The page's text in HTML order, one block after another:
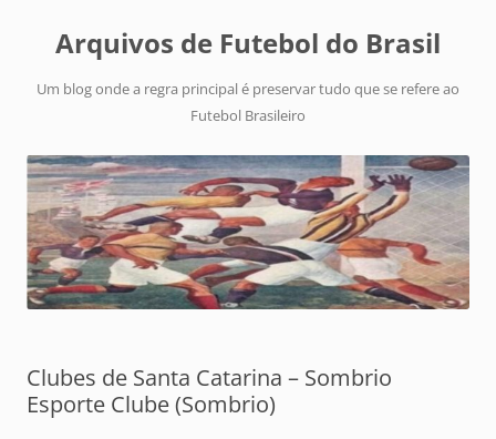
Arquivos de Futebol do Brasil
Um blog onde a regra principal é preservar tudo que se refere ao
Futebol Brasileiro
Clubes de Santa Catarina – Sombrio
Esporte Clube (Sombrio)